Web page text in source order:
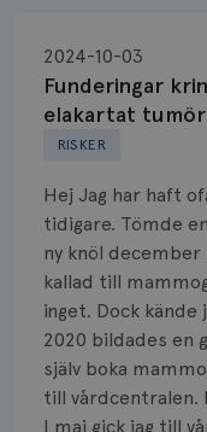
RISKER
Funderingar
elakartat tumör
2024-10-03
Hej Jag har haft
tidigare. Tömde
ny knöl december
kallad till
inget. Dock kände
2020 bildades en
själv boka
till vårdcentralen.
I maj gick jag till
Biopsi
Biverkningar
Knöl
Läkemedel
Typ av bröstcancer
Smärta